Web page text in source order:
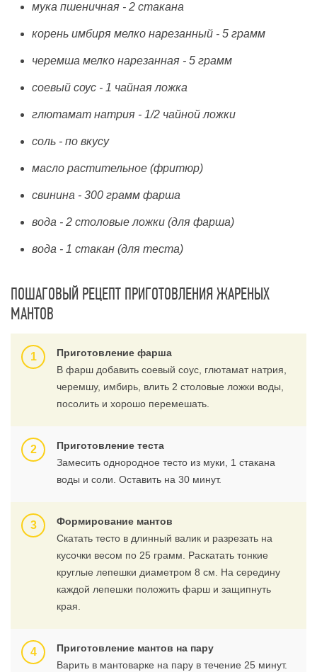
мука пшеничная - 2 стакана
корень имбиря мелко нарезанный - 5 грамм
черемша мелко нарезанная - 5 грамм
соевый соус - 1 чайная ложка
глютамат натрия - 1/2 чайной ложки
соль - по вкусу
масло растительное (фритюр)
свинина - 300 грамм фарша
вода - 2 столовые ложки (для фарша)
вода - 1 стакан (для теста)
ПОШАГОВЫЙ РЕЦЕПТ ПРИГОТОВЛЕНИЯ ЖАРЕНЫХ
МАНТОВ
Приготовление фарша
В фарш добавить соевый соус, глютамат натрия,
черемшу, имбирь, влить 2 столовые ложки воды,
посолить и хорошо перемешать.
Приготовление теста
Замесить однородное тесто из муки, 1 стакана
воды и соли. Оставить на 30 минут.
Формирование мантов
Скатать тесто в длинный валик и разрезать на
кусочки весом по 25 грамм. Раскатать тонкие
круглые лепешки диаметром 8 см. На середину
каждой лепешки положить фарш и защипнуть
края.
Приготовление мантов на пару
Варить в мантоварке на пару в течение 25 минут.